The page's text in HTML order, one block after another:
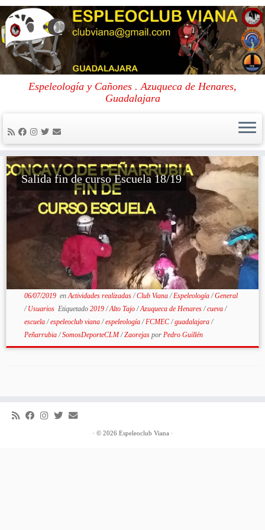
Skip
Espeleología y Cañones . Azuqueca de Henares,
Guadalajara
Portada» SomosDeporteCLM
SomosDeporteCLM
Salida fin de curso Escuela 18/19
06/07/2019enActividades realizadas/Club Viana/Espeleología/General
/ Usuarios Etiquetado 2019/Alto Tajo/Azuqueca de Henares/cueva/
escuela/espeleoclub viana/espeleología/FCMEC/guadalajara/
Peñarrubia/SomosDeporteCLM/Zaorejas por Pedro Guillén
· © 2026 Espeleoclub Viana ·